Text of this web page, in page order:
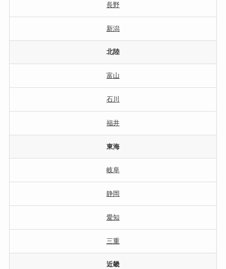
長野
新潟
北陸
富山
石川
福井
東海
岐阜
静岡
愛知
三重
近畿